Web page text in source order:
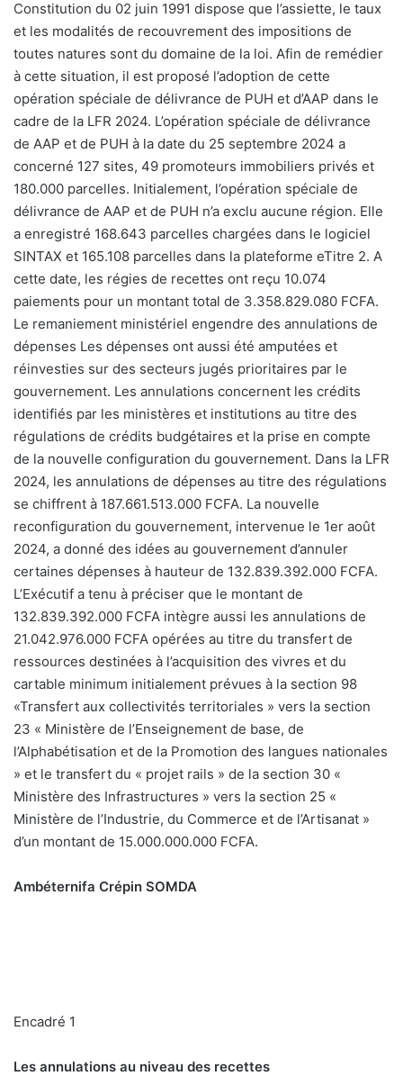
Constitution du 02 juin 1991 dispose que l’assiette, le taux
et les modalités de recouvrement des impositions de
toutes natures sont du domaine de la loi. Afin de remédier
à cette situation, il est proposé l’adoption de cette
opération spéciale de délivrance de PUH et d’AAP dans le
cadre de la LFR 2024. L’opération spéciale de délivrance
de AAP et de PUH à la date du 25 septembre 2024 a
concerné 127 sites, 49 promoteurs immobiliers privés et
180.000 parcelles. Initialement, l’opération spéciale de
délivrance de AAP et de PUH n’a exclu aucune région. Elle
a enregistré 168.643 parcelles chargées dans le logiciel
SINTAX et 165.108 parcelles dans la plateforme eTitre 2. A
cette date, les régies de recettes ont reçu 10.074
paiements pour un montant total de 3.358.829.080 FCFA.
Le remaniement ministériel engendre des annulations de
dépenses Les dépenses ont aussi été amputées et
réinvesties sur des secteurs jugés prioritaires par le
gouvernement. Les annulations concernent les crédits
identifiés par les ministères et institutions au titre des
régulations de crédits budgétaires et la prise en compte
de la nouvelle configuration du gouvernement. Dans la LFR
2024, les annulations de dépenses au titre des régulations
se chiffrent à 187.661.513.000 FCFA. La nouvelle
reconfiguration du gouvernement, intervenue le 1er août
2024, a donné des idées au gouvernement d’annuler
certaines dépenses à hauteur de 132.839.392.000 FCFA.
L’Exécutif a tenu à préciser que le montant de
132.839.392.000 FCFA intègre aussi les annulations de
21.042.976.000 FCFA opérées au titre du transfert de
ressources destinées à l’acquisition des vivres et du
cartable minimum initialement prévues à la section 98
«Transfert aux collectivités territoriales » vers la section
23 « Ministère de l’Enseignement de base, de
l’Alphabétisation et de la Promotion des langues nationales
» et le transfert du « projet rails » de la section 30 «
Ministère des Infrastructures » vers la section 25 «
Ministère de l’Industrie, du Commerce et de l’Artisanat »
d’un montant de 15.000.000.000 FCFA.
Ambéternifa Crépin SOMDA
Encadré 1
Les annulations au niveau des recettes